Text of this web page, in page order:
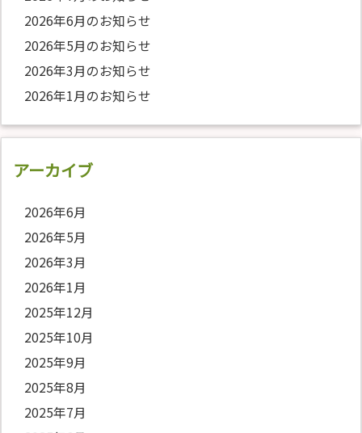
2026年6月のお知らせ
2026年5月のお知らせ
2026年3月のお知らせ
2026年1月のお知らせ
アーカイブ
2026年6月
2026年5月
2026年3月
2026年1月
2025年12月
2025年10月
2025年9月
2025年8月
2025年7月